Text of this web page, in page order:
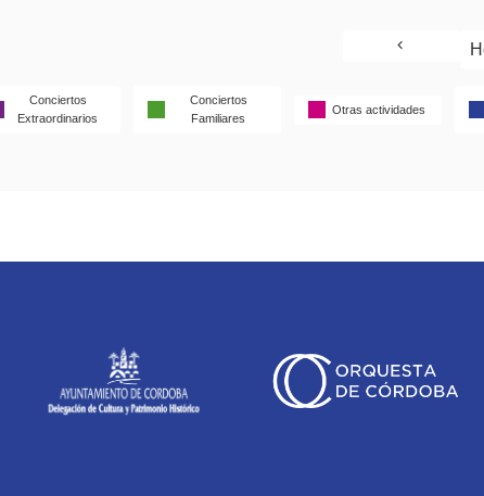
Conciertos
Extraordinarios
Conciertos
Familiares
Otras actividades